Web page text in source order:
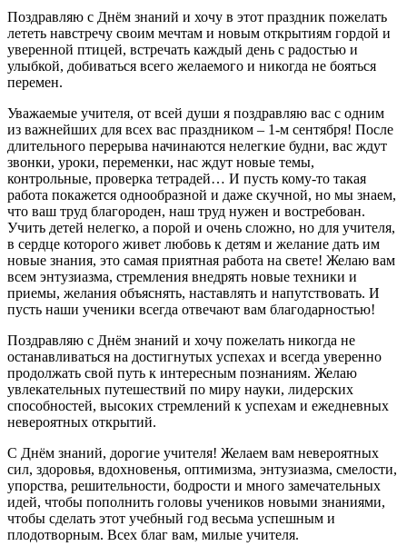
Поздравляю с Днём знаний и хочу в этот праздник пожелать
лететь навстречу своим мечтам и новым открытиям гордой и
уверенной птицей, встречать каждый день с радостью и
улыбкой, добиваться всего желаемого и никогда не бояться
перемен.
Уважаемые учителя, от всей души я поздравляю вас с одним
из важнейших для всех вас праздником – 1-м сентября! После
длительного перерыва начинаются нелегкие будни, вас ждут
звонки, уроки, переменки, нас ждут новые темы,
контрольные, проверка тетрадей… И пусть кому-то такая
работа покажется однообразной и даже скучной, но мы знаем,
что ваш труд благороден, наш труд нужен и востребован.
Учить детей нелегко, а порой и очень сложно, но для учителя,
в сердце которого живет любовь к детям и желание дать им
новые знания, это самая приятная работа на свете! Желаю вам
всем энтузиазма, стремления внедрять новые техники и
приемы, желания объяснять, наставлять и напутствовать. И
пусть наши ученики всегда отвечают вам благодарностью!
Поздравляю с Днём знаний и хочу пожелать никогда не
останавливаться на достигнутых успехах и всегда уверенно
продолжать свой путь к интересным познаниям. Желаю
увлекательных путешествий по миру науки, лидерских
способностей, высоких стремлений к успехам и ежедневных
невероятных открытий.
С Днём знаний, дорогие учителя! Желаем вам невероятных
сил, здоровья, вдохновенья, оптимизма, энтузиазма, смелости,
упорства, решительности, бодрости и много замечательных
идей, чтобы пополнить головы учеников новыми знаниями,
чтобы сделать этот учебный год весьма успешным и
плодотворным. Всех благ вам, милые учителя.